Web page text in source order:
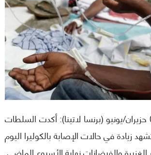
بورت أو برنس، 09 حزيران/يونيو (برنسا لاتينا): أكدت السلطات
زيادة في حالات الإصابة بالكوليرا اليوم
والفيضانات نهاية الأسبوع الماضي.